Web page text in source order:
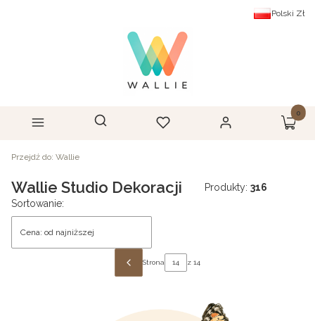
Polski Zł
Menu Otwórz wyszukiwarkę
Szukaj Ulubione Zaloguj się Koszyk
Przejdź do: Wallie
Wallie Studio Dekoracji Produkty: 316
Lista produktów
Sortowanie:
Cena: od najniższej
POPRZEDNIE PRODUKTY
Strona z 14